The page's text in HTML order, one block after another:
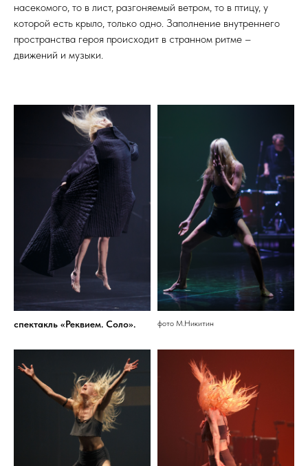
насекомого, то в лист, разгоняемый ветром, то в птицу, у
которой есть крыло, только одно. Заполнение внутреннего
пространства героя происходит в странном ритме –
движений и музыки.
спектакль «Реквием. Соло». фото М.Никитин